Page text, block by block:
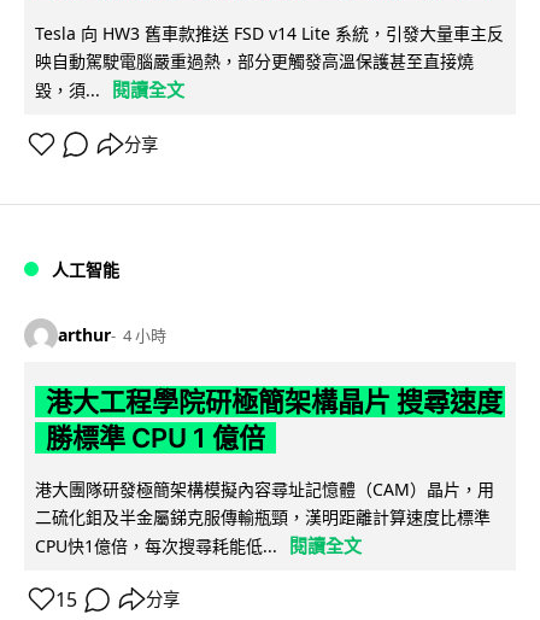
Tesla 向 HW3 舊車款推送 FSD v14 Lite 系統，引發大量車主反
映自動駕駛電腦嚴重過熱，部分更觸發高溫保護甚至直接燒
毀，須...
閱讀全文
分享
人工智能
arthur 4 小時
港大工程學院研極簡架構晶片 搜尋速度
勝標準 CPU 1 億倍
港大團隊研發極簡架構模擬內容尋址記憶體（CAM）晶片，用
二硫化鉬及半金屬銻克服傳輸瓶頸，漢明距離計算速度比標準
CPU快1億倍，每次搜尋耗能低...
閱讀全文
15 分享